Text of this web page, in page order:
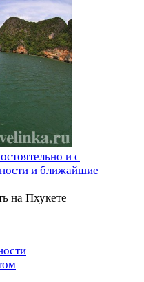
и с
и ближайшие
на Пхукете